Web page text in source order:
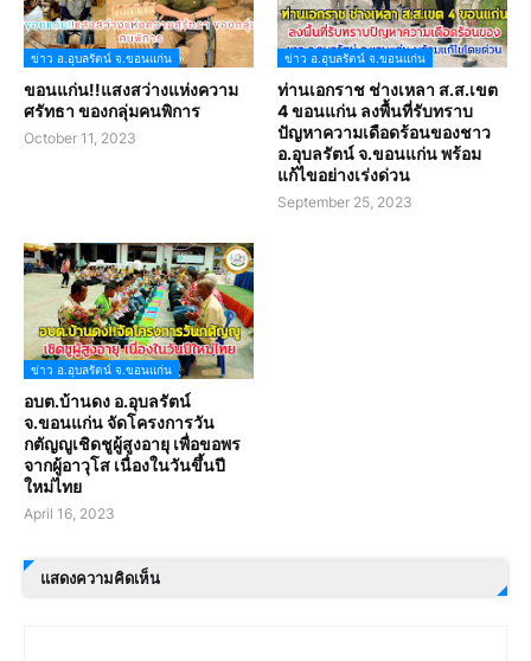
ข่าว อ.อุบลรัตน์ จ.ขอนแก่น
ขอนแก่น!!แสงสว่างแห่งความ
ศรัทธา ของกลุ่มคนพิการ
October 11, 2023
ข่าว อ.อุบลรัตน์ จ.ขอนแก่น
ท่านเอกราช ช่างเหลา ส.ส.เขต
4 ขอนแก่น ลงพื้นที่รับทราบ
ปัญหาความเดือดร้อนของชาว
อ.อุบลรัตน์ จ.ขอนแก่น พร้อม
แก้ไขอย่างเร่งด่วน
September 25, 2023
ข่าว อ.อุบลรัตน์ จ.ขอนแก่น
อบต.บ้านดง อ.อุบลรัตน์
จ.ขอนแก่น จัดโครงการวัน
กตัญญูเชิดชูผู้สูงอายุ เพื่อขอพร
จากผู้อาวุโส เนื่องในวันขึ้นปี
ใหม่ไทย
April 16, 2023
แสดงความคิดเห็น